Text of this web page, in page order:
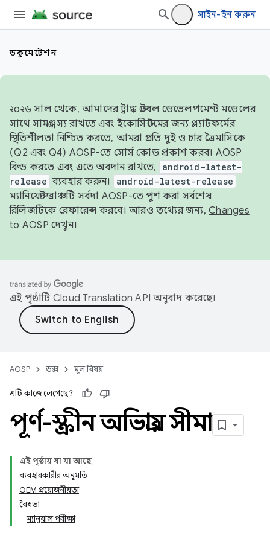
সাইন-ইন করুন
ডকুমেন্টেশন
২০২৬ সাল থেকে, আমাদের ট্রাঙ্ক স্টেবল ডেভেলপমেন্ট মডেলের
সাথে সামঞ্জস্য রাখতে এবং ইকোসিস্টেমের জন্য প্ল্যাটফর্মের
স্থিতিশীলতা নিশ্চিত করতে, আমরা প্রতি দুই ও চার ত্রৈমাসিকে
(Q2 এবং Q4) AOSP-তে সোর্স কোড প্রকাশ করব। AOSP
বিল্ড করতে এবং এতে অবদান রাখতে,
android-latest-
release ব্যবহার করুন। android-latest-release
ম্যানিফেস্ট ব্রাঞ্চটি সর্বদা AOSP-তে পুশ করা সর্বশেষ
রিলিজটিকে রেফারেন্স করবে। আরও তথ্যের জন্য, Changes
to AOSP দেখুন।
এই পৃষ্ঠাটি Cloud Translation API অনুবাদ করেছে।
AOSP ডক্স মূল বিষয়
এটি কাজে লেগেছে?
পূর্ণ-স্ক্রীন অভিপ্রায় সীমা
এই পৃষ্ঠায় যা যা আছে
ব্যবহারকারীর অনুমতি
OEM প্রয়োজনীয়তা
বৈধতা
ম্যানুয়াল পরীক্ষা